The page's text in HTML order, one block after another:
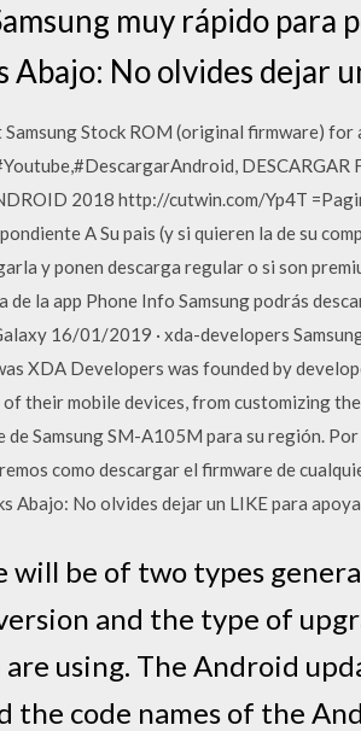
muy rápido para
No olvides dejar
Stock ROM (original firmware)
DESCARGAR
2018 http://cutwin.com/Yp4T
A Su pais (y si quieren la de su
y ponen descarga regular o si son
de la app Phone Info Samsung podrás
16/01/2019 · xda-developers
XDA Developers was founded by
their mobile devices, from customizing
Samsung SM-A105M para su región.
como descargar el firmware de
Abajo: No olvides dejar un LIKE para
will be of two types
and the type of
using. The Android
the code names of the